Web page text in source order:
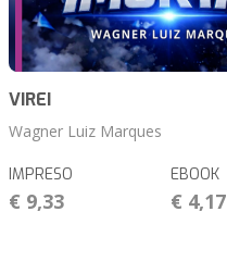
VIREI
Wagner Luiz Marques
IMPRESO
€ 9,33
EBOOK
€ 4,17